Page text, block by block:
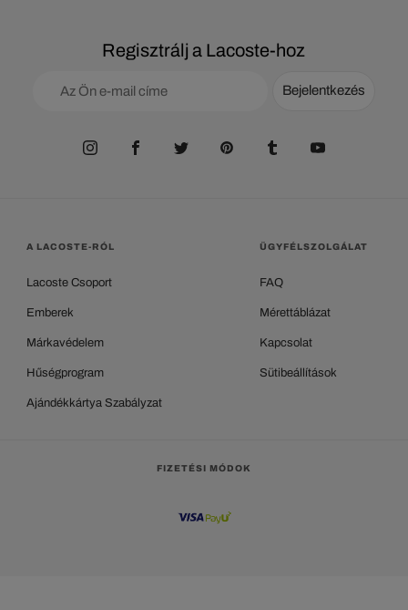
Regisztrálj a Lacoste-hoz
Bejelentkezés
A LACOSTE-RÓL
Lacoste Csoport
Emberek
Márkavédelem
Hűségprogram
Ajándékkártya Szabályzat
ÜGYFÉLSZOLGÁLAT
FAQ
Mérettáblázat
Kapcsolat
Sütibeállítások
FIZETÉSI MÓDOK